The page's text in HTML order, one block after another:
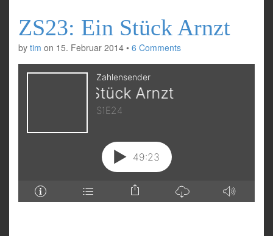
ZS23: Ein Stück Arnzt
by tim on 15. Februar 2014 • 6 Comments